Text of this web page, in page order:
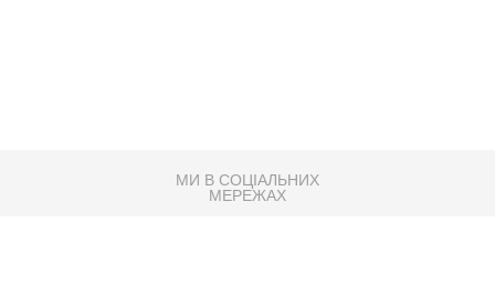
МИ В СОЦІАЛЬНИХ
МЕРЕЖАХ